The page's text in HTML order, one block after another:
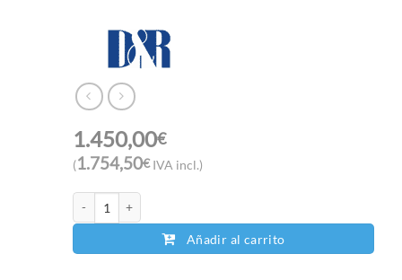
1.450,00€
(1.754,50€IVA incl.)
Añadir al carrito